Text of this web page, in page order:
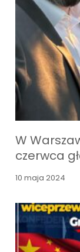
W
czerwca
10 maja 2024